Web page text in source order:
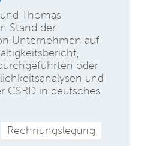
Thomas
Stand der
Unternehmen auf
oder
und
CSRD in deutsches
Rechnungslegung